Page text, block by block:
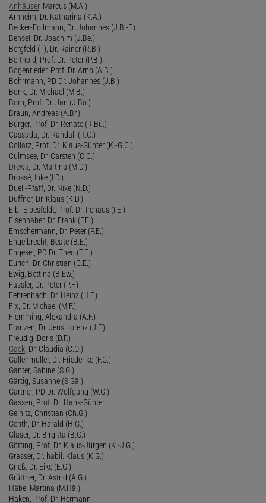
Anhäuser, Marcus (M.A.)
Arnheim, Dr. Katharina (K.A.)
Becker-Follmann, Dr. Johannes (J.B.-F.)
Bensel, Dr. Joachim (J.Be.)
Bergfeld (†), Dr. Rainer (R.B.)
Berthold, Prof. Dr. Peter (P.B.)
Bogenrieder, Prof. Dr. Arno (A.B.)
Bohrmann, PD Dr. Johannes (J.B.)
Bonk, Dr. Michael (M.B.)
Born, Prof. Dr. Jan (J.Bo.)
Braun, Andreas (A.Br.)
Bürger, Prof. Dr. Renate (R.Bü.)
Cassada, Dr. Randall (R.C.)
Collatz, Prof. Dr. Klaus-Günter (K.-G.C.)
Culmsee, Dr. Carsten (C.C.)
Drews , Dr. Martina (M.D.)
Drossé, Inke (I.D.)
Duell-Pfaff, Dr. Nixe (N.D.)
Duffner, Dr. Klaus (K.D.)
Eibl-Eibesfeldt, Prof. Dr. Irenäus (I.E.)
Eisenhaber, Dr. Frank (F.E.)
Emschermann, Dr. Peter (P.E.)
Engelbrecht, Beate (B.E.)
Engeser, PD Dr. Theo (T.E.)
Eurich, Dr. Christian (C.E.)
Ewig, Bettina (B.Ew.)
Fässler, Dr. Peter (P.F.)
Fehrenbach, Dr. Heinz (H.F.)
Fix, Dr. Michael (M.F.)
Flemming, Alexandra (A.F.)
Franzen, Dr. Jens Lorenz (J.F.)
Freudig, Doris (D.F.)
Gack , Dr. Claudia (C.G.)
Gallenmüller, Dr. Friederike (F.G.)
Ganter, Sabine (S.G.)
Gärtig, Susanne (S.Gä.)
Gärtner, PD Dr. Wolfgang (W.G.)
Gassen, Prof. Dr. Hans-Günter
Geinitz, Christian (Ch.G.)
Genth, Dr. Harald (H.G.)
Gläser, Dr. Birgitta (B.G.)
Götting, Prof. Dr. Klaus-Jürgen (K.-J.G.)
Grasser, Dr. habil. Klaus (K.G.)
Grieß, Dr. Eike (E.G.)
Grüttner, Dr. Astrid (A.G.)
Häbe, Martina (M.Hä.)
Haken, Prof. Dr. Hermann